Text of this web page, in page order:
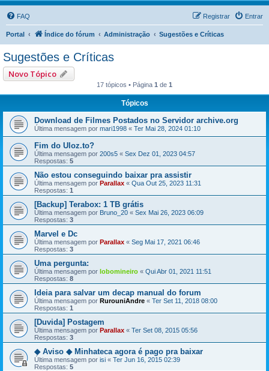
FAQ Entrar
Registrar
Portal Índice do fórum Administração Sugestões e Críticas
Sugestões e Críticas
Novo Tópico
17 tópicos • Página 1 de 1
Tópicos
Download de Filmes Postados no Servidor archive.org
Última mensagem por mari1998 « Ter Mai 28, 2024 01:10
Fim do Uloz.to?
Última mensagem por 200s5 « Sex Dez 01, 2023 04:57
Respostas: 5
Não estou conseguindo baixar pra assistir
Última mensagem por Parallax « Qua Out 25, 2023 11:31
Respostas: 1
[Backup] Terabox: 1 TB grátis
Última mensagem por Bruno_20 « Sex Mai 26, 2023 06:09
Respostas: 3
Marvel e Dc
Última mensagem por Parallax « Seg Mai 17, 2021 06:46
Respostas: 3
Uma pergunta:
Última mensagem por lobomineiro « Qui Abr 01, 2021 11:51
Respostas: 8
Ideia para salvar um decap manual do forum
Última mensagem por RurouniAndre « Ter Set 11, 2018 08:00
Respostas: 1
[Duvida] Postagem
Última mensagem por Parallax « Ter Set 08, 2015 05:56
Respostas: 3
◆ Aviso ◆ Minhateca agora é pago pra baixar
Última mensagem por isi « Ter Jun 16, 2015 02:39
Respostas: 5